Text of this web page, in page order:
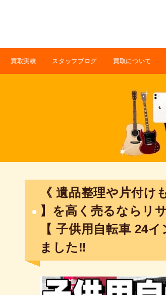
買取実積 スタッフブログ 買取について
《 遺品整理や片付け
】を高く売るならリ
【 子供用自転車 24
ました‼︎